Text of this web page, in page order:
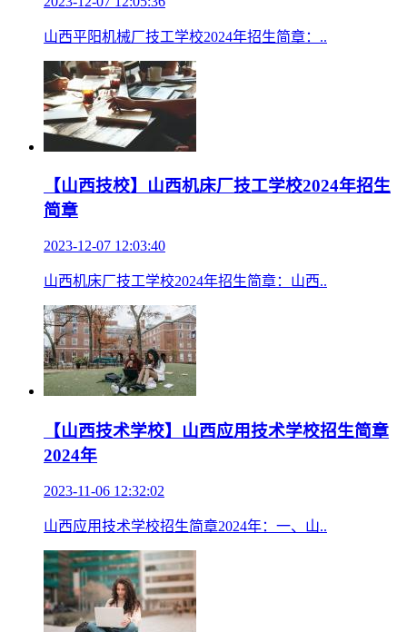
山西平阳机械厂技工学校2024年招生简章：..
【山西技校】山西机床厂技工学校2024年招生
简章
2023-12-07 12:03:40
山西机床厂技工学校2024年招生简章：山西..
【山西技术学校】山西应用技术学校招生简章
2024年
2023-11-06 12:32:02
山西应用技术学校招生简章2024年：一、山..